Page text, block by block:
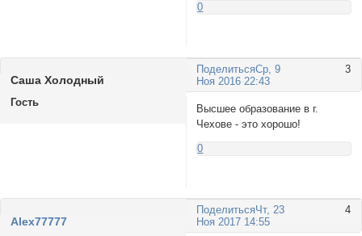
0
Поделиться 3
Ср, 9
Ноя 2016 22:43
Саша Холодный
Гость
Высшее образование в г.
Чехове - это хорошо!
0
Поделиться 4
Чт, 23
Ноя 2017 14:55
Alex77777